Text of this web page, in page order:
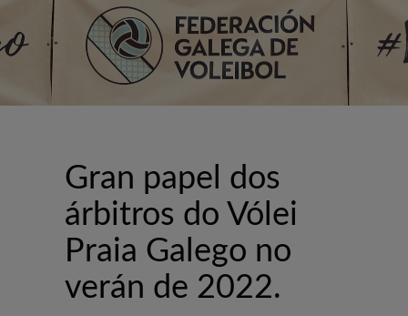
Gran papel dos
árbitros do Vólei
Praia Galego no
verán de 2022.